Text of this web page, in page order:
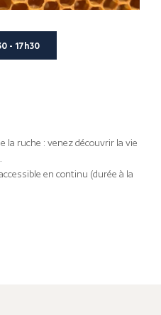
- 17h30
la ruche : venez découvrir la vie
en continu (durée à la